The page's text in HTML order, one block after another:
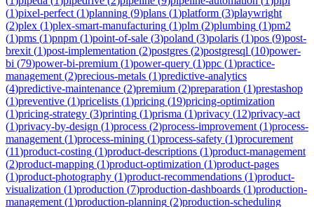
(1)pixel-perfect (1)planning (9)plans (1)platform (3)playwright
(2)plex (1)plex-smart-manufacturing (1)plm (2)plumbing (1)pm2
(1)pms (1)pnpm (1)point-of-sale (3)poland (3)polaris (1)pos (9)post-
brexit (1)post-implementation (2)postgres (2)postgresql (10)power-
bi (79)power-bi-premium (1)power-query (1)ppc (1)practice-
management (2)precious-metals (1)predictive-analytics
(4)predictive-maintenance (2)premium (2)preparation (1)prestashop
(1)preventive (1)pricelists (1)pricing (19)pricing-optimization
(1)pricing-strategy (3)printing (1)prisma (1)privacy (12)privacy-act
(1)privacy-by-design (1)process (2)process-improvement (1)process-
management (1)process-mining (1)process-safety (1)procurement
(11)product-costing (1)product-descriptions (1)product-management
(2)product-mapping (1)product-optimization (1)product-pages
(1)product-photography (1)product-recommendations (1)product-
visualization (1)production (7)production-dashboards (1)production-
management (1)production-planning (2)production-scheduling